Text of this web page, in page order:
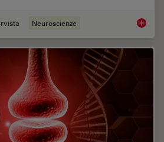
Neuroscienze How